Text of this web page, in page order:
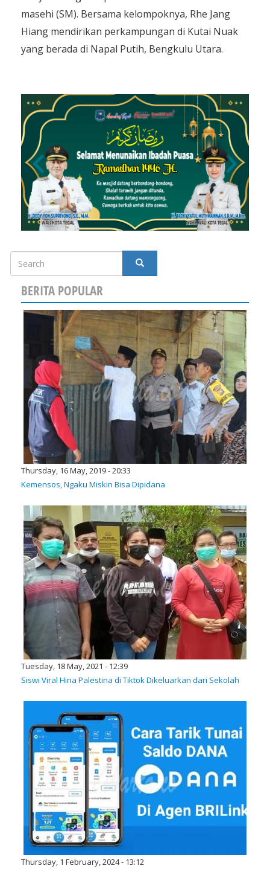
masehi (SM). Bersama kelompoknya, Rhe Jang
Hiang mendirikan perkampungan di Kutai Nuak
yang berada di Napal Putih, Bengkulu Utara.
Search
SEARCH
BERITA POPULAR
Thursday, 16 May, 2019 - 20:33
Kemensos, Ngaku Miskin Bisa Dipidana
Tuesday, 18 May, 2021 - 12:39
Siswi Viral Hina Palestina di Tiktok Dikeluarkan dari Sekolah
Thursday, 1 February, 2024 - 13:12